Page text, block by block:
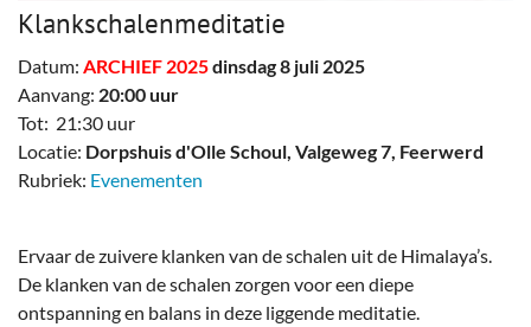
Klankschalenmeditatie
Datum: ARCHIEF 2025dinsdag 8 juli 2025
Aanvang: 20:00 uur
Tot: 21:30 uur
Locatie: Dorpshuis d'Olle Schoul, Valgeweg 7, Feerwerd
Rubriek: Evenementen
Ervaar de zuivere klanken van de schalen uit de Himalaya’s.
De klanken van de schalen zorgen voor een diepe
ontspanning en balans in deze liggende meditatie.